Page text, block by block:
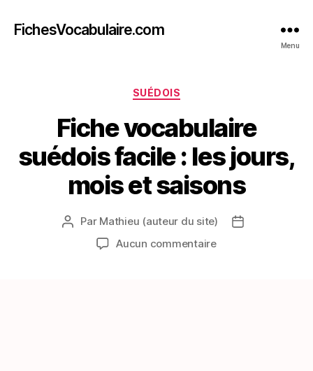
FichesVocabulaire.com
Menu
Catégories
SUÉDOIS
Fiche vocabulaire
suédois facile : les jours,
mois et saisons
Auteur
l’article
Par Mathieu (auteur du site)
Date
Aucun commentairesur